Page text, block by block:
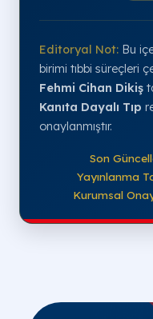
Editoryal Not: Bu
birimi tıbbi süreçleri
Fehmi Cihan Dikiş
Kanıta Dayalı Tıp
onaylanmıştır.
Son
Yayınlanma
Kurumsal